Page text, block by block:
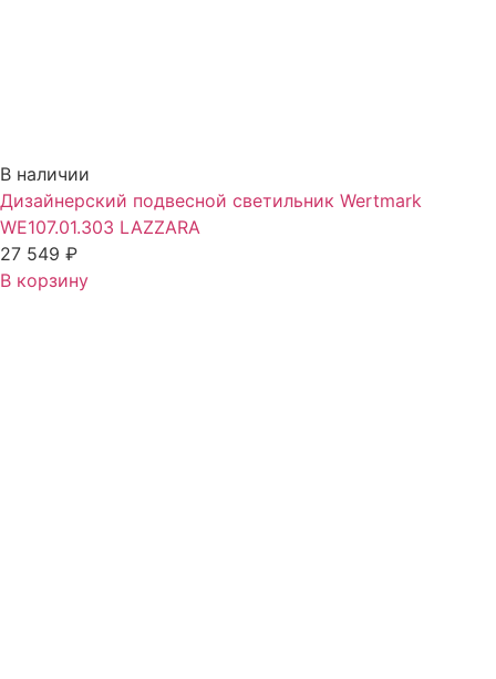
В наличии
Дизайнерский подвесной светильник Wertmark
WE107.01.303 LAZZARA
27 549 ₽
В корзину